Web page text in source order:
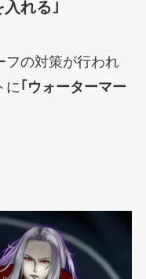
れる｣
フの対策が行われ
に ｢ウォーターマー